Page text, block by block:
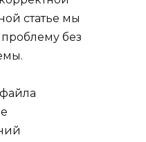
статье мы
без